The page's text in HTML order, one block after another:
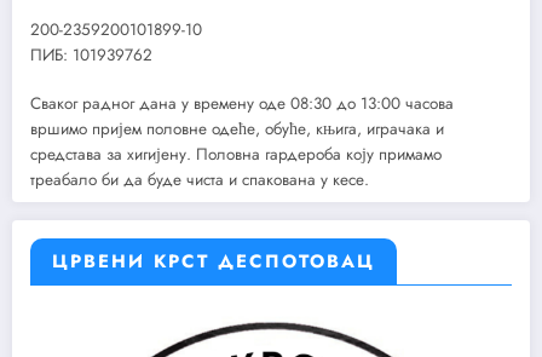
200-2359200101899-10
ПИБ: 101939762
Сваког радног дана у времену оде 08:30 до 13:00 часова
вршимо пријем половне одеће, обуће, књига, играчака и
средстава за хигијену. Половна гардероба коју примамо
треабало би да буде чиста и спакована у кесе.
ЦРВЕНИ КРСТ ДЕСПОТОВАЦ